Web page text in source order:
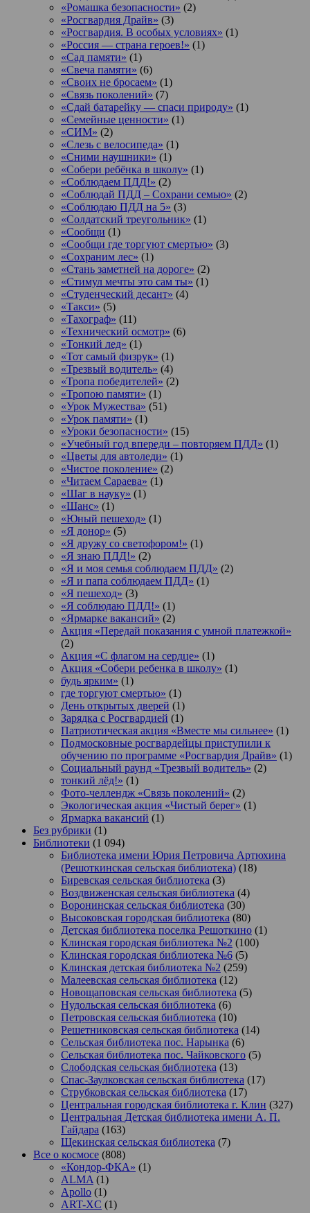
«Ромашка безопасности» (2)
«Росгвардия Драйв» (3)
«Росгвардия. В особых условиях» (1)
«Россия — страна героев!» (1)
«Сад памяти» (1)
«Свеча памяти» (6)
«Своих не бросаем» (1)
«Связь поколений» (7)
«Сдай батарейку — спаси природу» (1)
«Семейные ценности» (1)
«СИМ» (2)
«Слезь с велосипеда» (1)
«Сними наушники» (1)
«Собери ребёнка в школу» (1)
«Соблюдаем ПДД!» (2)
«Соблюдай ПДД – Сохрани семью» (2)
«Соблюдаю ПДД на 5» (3)
«Солдатский треугольник» (1)
«Сообщи (1)
«Сообщи где торгуют смертью» (3)
«Сохраним лес» (1)
«Стань заметней на дороге» (2)
«Стимул мечты это сам ты» (1)
«Студенческий десант» (4)
«Такси» (5)
«Тахограф» (11)
«Технический осмотр» (6)
«Тонкий лед» (1)
«Тот самый физрук» (1)
«Трезвый водитель» (4)
«Тропа победителей» (2)
«Тропою памяти» (1)
«Урок Мужества» (51)
«Урок памяти» (1)
«Уроки безопасности» (15)
«Учебный год впереди – повторяем ПДД» (1)
«Цветы для автоледи» (1)
«Чистое поколение» (2)
«Читаем Сараева» (1)
«Шаг в науку» (1)
«Шанс» (1)
«Юный пешеход» (1)
«Я донор» (5)
«Я дружу со светофором!» (1)
«Я знаю ПДД!» (2)
«Я и моя семья соблюдаем ПДД» (2)
«Я и папа соблюдаем ПДД» (1)
«Я пешеход» (3)
«Я соблюдаю ПДД!» (1)
«Ярмарке вакансий» (2)
Акция «Передай показания с умной платежкой»
(2)
Акция «С флагом на сердце» (1)
Акция «Собери ребенка в школу» (1)
будь ярким» (1)
где торгуют смертью» (1)
День открытых дверей (1)
Зарядка с Росгвардией (1)
Патриотическая акция «Вместе мы сильнее» (1)
Подмосковные росгвардейцы приступили к
обучению по программе «Росгвардия Драйв» (1)
Социальный раунд «Трезвый водитель» (2)
тонкий лёд!» (1)
Фото-челлендж «Связь поколений» (2)
Экологическая акция «Чистый берег» (1)
Ярмарка вакансий (1)
Без рубрики (1)
Библиотеки (1 094)
Библиотека имени Юрия Петровича Артюхина
(Решоткинская сельская библиотека) (18)
Биревская сельская библиотека (3)
Воздвиженская сельская библиотека (4)
Воронинская сельская библиотека (30)
Высоковская городская библиотека (80)
Детская библиотека поселка Решоткино (1)
Клинская городская библиотека №2 (100)
Клинская городская библиотека №6 (5)
Клинская детская библиотека №2 (259)
Малеевская сельская библиотека (12)
Новощаповская сельская библиотека (5)
Нудольская сельская библиотека (6)
Петровская сельская библиотека (10)
Решетниковская сельская библиотека (14)
Сельская библиотека пос. Нарынка (6)
Сельская библиотека пос. Чайковского (5)
Слободская сельская библиотека (13)
Спас-Заулковская сельская библиотека (17)
Струбковская сельская библиотека (17)
Центральная городская библиотека г. Клин (327)
Центральная Детская библиотека имени А. П.
Гайдара (163)
Щекинская сельская библиотека (7)
Все о космосе (808)
«Кондор-ФКА» (1)
ALMA (1)
Apollo (1)
ART-XC (1)